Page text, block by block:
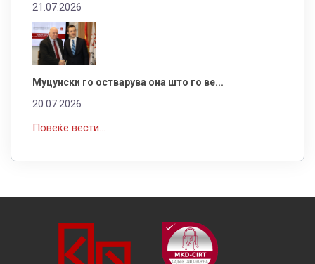
21.07.2026
Муцунски го остварува она што го ве...
20.07.2026
Повеќе вести...